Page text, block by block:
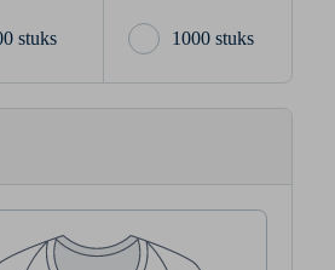
stuks 1000 stuks